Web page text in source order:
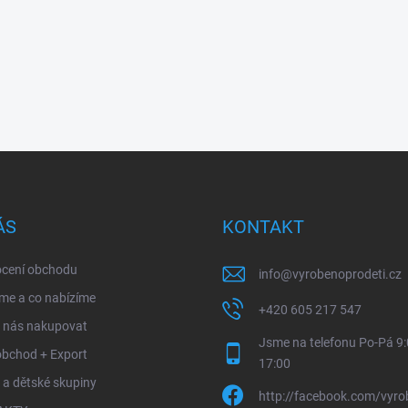
obchodu
a co nabízíme
nás nakupovat
+ Export
a dětské skupiny
KONTAKT
info@vyrobenoprodeti.cz
+420 605 217 547
Jsme na telefonu Po-Pá
17:00
http://facebook.com/